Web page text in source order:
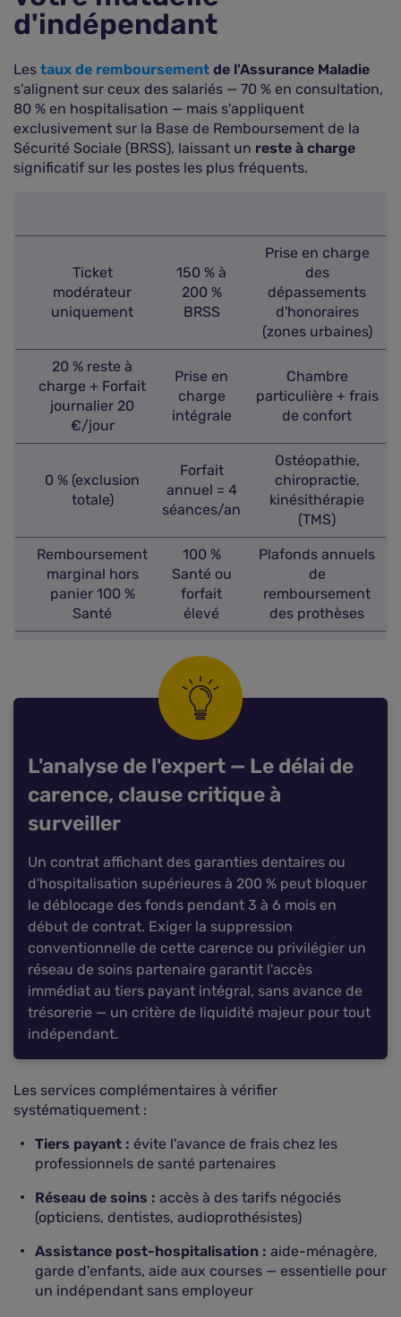
d'indépendant
Les taux de remboursement de l'Assurance Maladie
s'alignent sur ceux des salariés — 70 % en consultation,
80 % en hospitalisation — mais s'appliquent
exclusivement sur la Base de Remboursement de la
Sécurité Sociale (BRSS), laissant un reste à charge
significatif sur les postes les plus fréquents.
Ticket
modérateur
uniquement
150 % à
200 %
BRSS
Prise en charge
des
dépassements
d'honoraires
(zones urbaines)
20 % reste à
charge + Forfait
journalier 20
€/jour
Prise en
charge
intégrale
Chambre
particulière + frais
de confort
0 % (exclusion
totale)
Forfait
annuel = 4
séances/an
Ostéopathie,
chiropractie,
kinésithérapie
(TMS)
Remboursement
marginal hors
panier 100 %
Santé
100 %
Santé ou
forfait
élevé
Plafonds annuels
de
remboursement
des prothèses
L'analyse de l'expert — Le délai de
carence, clause critique à
surveiller
Un contrat affichant des garanties dentaires ou
d'hospitalisation supérieures à 200 % peut bloquer
le déblocage des fonds pendant 3 à 6 mois en
début de contrat. Exiger la suppression
conventionnelle de cette carence ou privilégier un
réseau de soins partenaire garantit l'accès
immédiat au tiers payant intégral, sans avance de
trésorerie — un critère de liquidité majeur pour tout
indépendant.
Les services complémentaires à vérifier
systématiquement :
Tiers payant : évite l'avance de frais chez les
professionnels de santé partenaires
Réseau de soins : accès à des tarifs négociés
(opticiens, dentistes, audioprothésistes)
Assistance post-hospitalisation : aide-ménagère,
garde d'enfants, aide aux courses — essentielle pour
un indépendant sans employeur